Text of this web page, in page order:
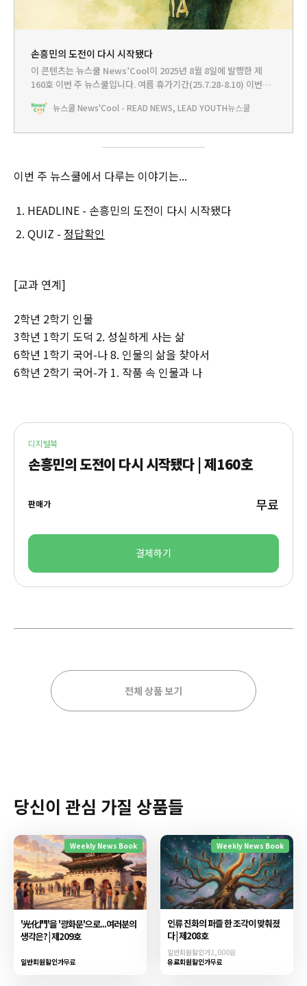
손흥민의 도전이 다시 시작됐다
이 콘텐츠는 뉴스쿨 News’Cool이 2025년 8월 8일에 발행한 제
160호 이번 주 뉴스쿨입니다.‌ 여름 휴가기간(25.7.28-8.10) 이번주
휴가 보내시기 바랍니다! 이번 주 뉴스쿨에서 다루는 이야기는...
뉴스쿨 News'Cool - READ NEWS, LEAD YOUTH뉴스쿨
이번 주 뉴스쿨에서 다루는 이야기는...
HEADLINE - 손흥민의 도전이 다시 시작됐다
QUIZ - 정답확인
[교과 연계]
2학년 2학기 인물
3학년 1학기 도덕 2. 성실하게 사는 삶
6학년 1학기 국어-나 8. 인물의 삶을 찾아서
6학년 2학기 국어-가 1. 작품 속 인물과 나
디지털북
손흥민의 도전이 다시 시작됐다 | 제160호
판매가 무료
결제하기
전체 상품 보기
당신이 관심 가질 상품들
Weekly News Book
'光化門'을 '광화문'으로...여러분의
생각은? | 제209호
일반회원할인가무료
Weekly News Book
인류 진화의 퍼즐 한 조각이 맞춰졌
다 | 제208호
일반회원할인가2,000원
유료회원할인가무료